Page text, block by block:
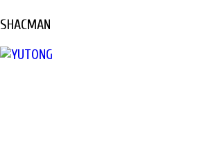
SHACMAN